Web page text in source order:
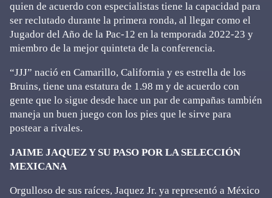
quien de acuerdo con especialistas tiene la capacidad para
ser reclutado durante la primera ronda, al llegar como el
Jugador del Año de la Pac-12 en la temporada 2022-23 y
miembro de la mejor quinteta de la conferencia.
“JJJ” nació en Camarillo, California y es estrella de los
Bruins, tiene una estatura de 1.98 m y de acuerdo con
gente que lo sigue desde hace un par de campañas también
maneja un buen juego con los pies que le sirve para
postear a rivales.
JAIME JAQUEZ Y SU PASO POR LA SELECCIÓN
MEXICANA
Orgulloso de sus raíces, Jaquez Jr. ya representó a México